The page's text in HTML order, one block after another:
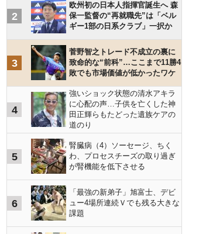
2
欧州初の日本人指揮官誕生へ 森
保一監督の“再就職先”は「ベル
ギー1部の日系クラブ」一択か
3
菅野智之トレード不成立の裏に
致命的な“前科”…ここまで11勝4
敗でも市場価値が低かったワケ
4
強いショック状態の清水アキラ
に心配の声…子供を亡くした神
田正輝らもたどった遺族ケアの
道のり
5
腎臓病（4）ソーセージ、ちく
わ、プロセスチーズの取り過ぎ
が腎機能を低下させる
6
「最強の新弟子」旭富士、デビ
ュー4場所連続Ｖでも残る大きな
課題